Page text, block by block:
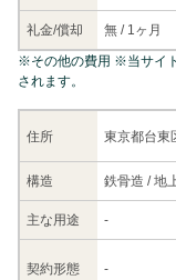
礼金/償却 無 / 1ヶ月
住所 東京都台東
構造 鉄骨造 / 地
主な用途 -
契約形態 -
※その他の費用 ※当サイ
されます。